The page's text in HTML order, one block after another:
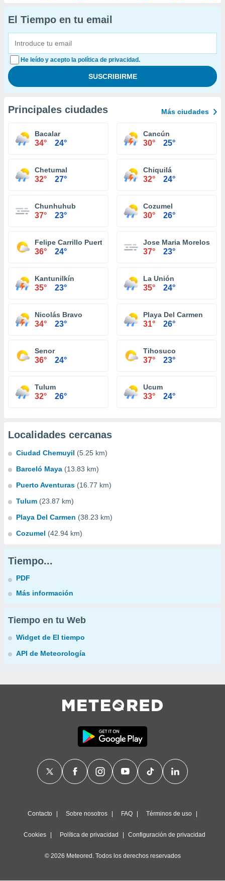
El Tiempo en tu email
He leído y acepto la política de privacidad.
Principales ciudades Más ciudades
Bacalar
34° 24°
Cancún
30° 25°
Chetumal
32° 27°
Chiquilá
32° 24°
Chunhuhub
37° 23°
Cozumel
30° 26°
Felipe Carrillo Puerto
36° 24°
Jose Maria Morelos
37° 23°
Kantunilkín
35° 23°
La Unión
35° 24°
Nicolás Bravo
34° 23°
Playa Del Carmen
31° 26°
Senor
36° 24°
Tihosuco
37° 23°
Tulum
32° 26°
Ucum
33° 24°
Localidades cercanas
Ciudad Chemuyil (5.25 km)
Barceló Maya (13.83 km)
Puerto Aventuras (16.77 km)
Tulum (23.87 km)
Playa Del Carmen (38.23 km)
Cozumel (42.94 km)
Tiempo...
PDF
Más información
Tiempo en tu Web
Widget de El tiempo
API de Meteorología
Contacto Sobre nosotros FAQ Términos de uso
Cookies Política de privacidad Configuración de privacidad
© 2026 Meteored. Todos los derechos reservados